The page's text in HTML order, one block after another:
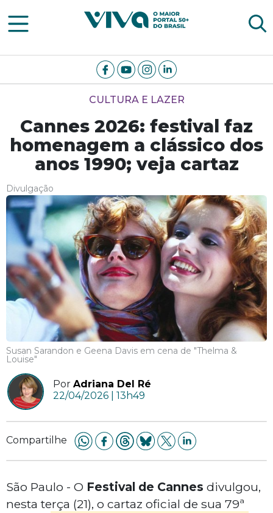
Viva Notícias
CULTURA E LAZER
Cannes 2026: festival faz
homenagem a clássico dos
anos 1990; veja cartaz
Divulgação
Susan Sarandon e Geena Davis em cena de "Thelma &
Louise"
Por Adriana Del Ré
22/04/2026 | 13h49
Compartilhe
São Paulo - O Festival de Cannes divulgou,
nesta terça (21), o cartaz oficial de sua 79ª